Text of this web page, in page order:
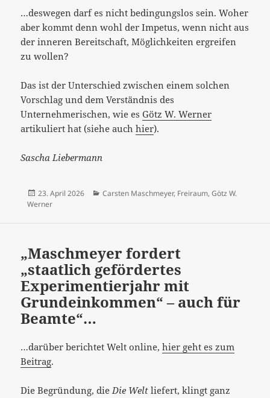
…deswegen darf es nicht bedingungslos sein. Woher
aber kommt denn wohl der Impetus, wenn nicht aus
der inneren Bereitschaft, Möglichkeiten ergreifen
zu wollen?
Das ist der Unterschied zwischen einem solchen
Vorschlag und dem Verständnis des
Unternehmerischen, wie esGötz W. Werner
artikuliert hat (siehe auchhier).
Sascha Liebermann
Veröffentlicht
am
23. April 2026 Kategorien
Carsten Maschmeyer, Freiraum, Götz W.
Werner
„Maschmeyer fordert
„staatlich gefördertes
Experimentierjahr mit
Grundeinkommen“ – auch für
Beamte“…
…darüber berichtet Welt online,hier geht es zum
Beitrag.
Die Begründung, dieDie Welt liefert, klingt ganz